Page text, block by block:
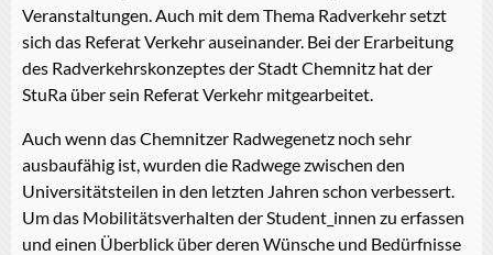
Veranstaltungen. Auch mit dem Thema Radverkehr setzt
sich das Referat Verkehr auseinander. Bei der Erarbeitung
des Radverkehrskonzeptes der Stadt Chemnitz hat der
StuRa über sein Referat Verkehr mitgearbeitet.
Auch wenn das Chemnitzer Radwegenetz noch sehr
ausbaufähig ist, wurden die Radwege zwischen den
Universitätsteilen in den letzten Jahren schon verbessert.
Um das Mobilitätsverhalten der Student_innen zu erfassen
und einen Überblick über deren Wünsche und Bedürfnisse